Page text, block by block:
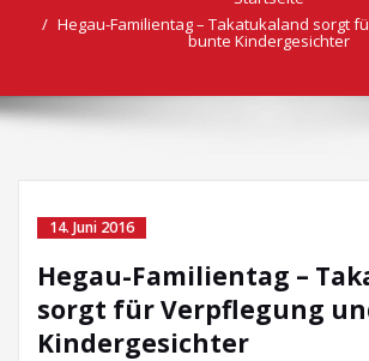
Hegau-Familientag – Takatukaland sorgt
bunte Kindergesichter
14. Juni 2016
Hegau-Familientag –
sorgt für Verpflegung
Kindergesichter